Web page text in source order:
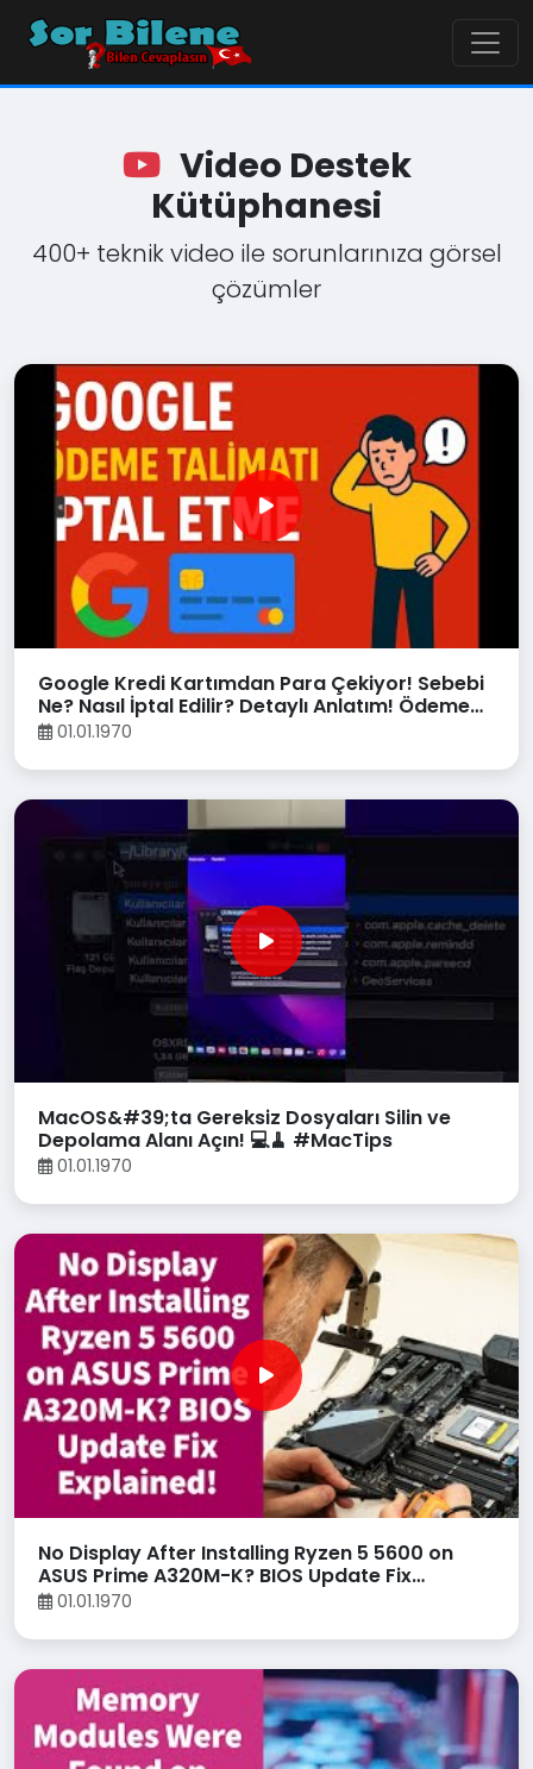
Video Destek
Kütüphanesi
400+ teknik video ile sorunlarınıza görsel
çözümler
Google Kredi Kartımdan Para Çekiyor! Sebebi
Ne? Nasıl İptal Edilir? Detaylı Anlatım! Ödeme
Kaldırma
01.01.1970
MacOS&#39;ta Gereksiz Dosyaları Silin ve
Depolama Alanı Açın! 💻🧹 #MacTips
01.01.1970
No Display After Installing Ryzen 5 5600 on
ASUS Prime A320M-K? BIOS Update Fix
Explained!
01.01.1970